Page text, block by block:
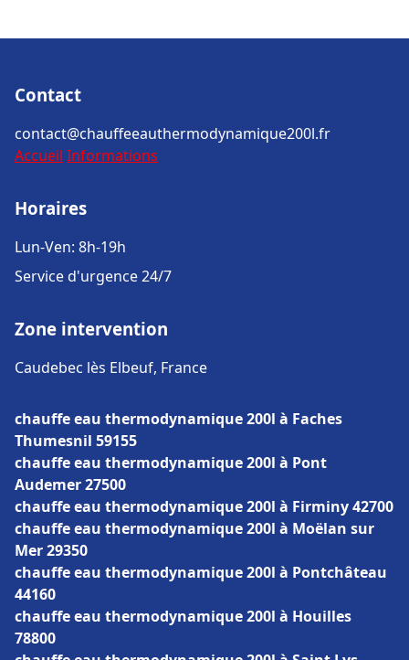
Contact
contact@chauffeeauthermodynamique200l.fr
Accueil Informations
Horaires
Lun-Ven: 8h-19h
Service d'urgence 24/7
Zone intervention
Caudebec lès Elbeuf, France
chauffe eau thermodynamique 200l à Faches
Thumesnil 59155
chauffe eau thermodynamique 200l à Pont
Audemer 27500
chauffe eau thermodynamique 200l à Firminy 42700
chauffe eau thermodynamique 200l à Moëlan sur
Mer 29350
chauffe eau thermodynamique 200l à Pontchâteau
44160
chauffe eau thermodynamique 200l à Houilles
78800